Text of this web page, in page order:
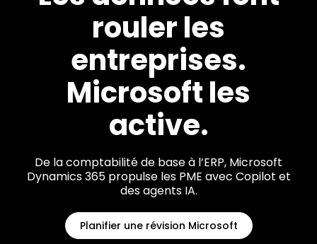
rouler les
entreprises.
Microsoft les
active.
De la comptabilité de base à l’ERP, Microsoft
Dynamics 365 propulse les PME avec Copilot et
des agents IA.
Planifier une révision Microsoft